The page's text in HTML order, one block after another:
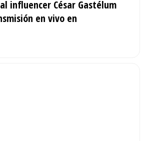
influencer César Gastélum
en vivo en